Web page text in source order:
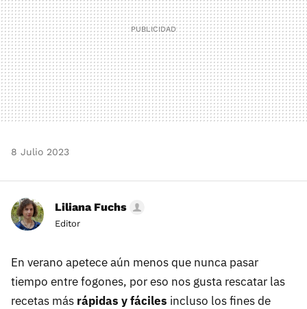
8 Julio 2023
Liliana Fuchs
Editor
En verano apetece aún menos que nunca pasar
tiempo entre fogones, por eso nos gusta rescatar las
recetas más rápidas y fáciles incluso los fines de